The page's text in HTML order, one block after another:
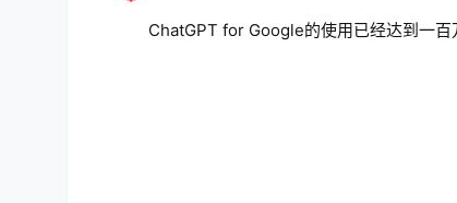
ChatGPT for Google的使用已经达到一百